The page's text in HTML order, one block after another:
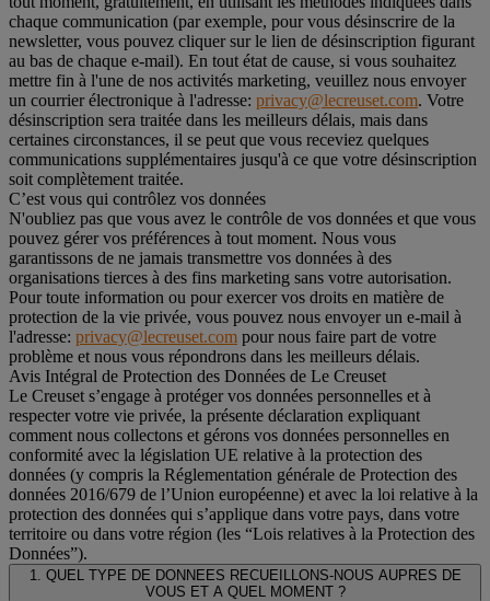
chaque communication (par exemple, pour vous désinscrire de la
newsletter, vous pouvez cliquer sur le lien de désinscription figurant
au bas de chaque e-mail). En tout état de cause, si vous souhaitez
mettre fin à l'une de nos activités marketing, veuillez nous envoyer
un courrier électronique à l'adresse: privacy@lecreuset.com. Votre
désinscription sera traitée dans les meilleurs délais, mais dans
certaines circonstances, il se peut que vous receviez quelques
communications supplémentaires jusqu'à ce que votre désinscription
soit complètement traitée.
C’est vous qui contrôlez vos données
N'oubliez pas que vous avez le contrôle de vos données et que vous
pouvez gérer vos préférences à tout moment. Nous vous
garantissons de ne jamais transmettre vos données à des
organisations tierces à des fins marketing sans votre autorisation.
Pour toute information ou pour exercer vos droits en matière de
protection de la vie privée, vous pouvez nous envoyer un e-mail à
l'adresse: privacy@lecreuset.com pour nous faire part de votre
problème et nous vous répondrons dans les meilleurs délais.
Avis Intégral de Protection des Données de Le Creuset
Le Creuset s’engage à protéger vos données personnelles et à
respecter votre vie privée, la présente déclaration expliquant
comment nous collectons et gérons vos données personnelles en
conformité avec la législation UE relative à la protection des
données (y compris la Réglementation générale de Protection des
données 2016/679 de l’Union européenne) et avec la loi relative à la
protection des données qui s’applique dans votre pays, dans votre
territoire ou dans votre région (les “Lois relatives à la Protection des
Données”).
1. QUEL TYPE DE DONNEES RECUEILLONS-NOUS AUPRES DE
VOUS ET A QUEL MOMENT ?